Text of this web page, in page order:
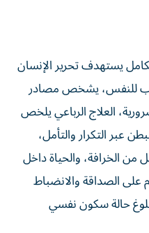
يستهدف تحرير الإنسان
طب للنفس، يشخص مصادر
العلاج الرباعي يلخص
عبر التكرار والتأمل،
من الخرافة، والحياة داخل
على الصداقة والانضباط
حالة سكون نفسي